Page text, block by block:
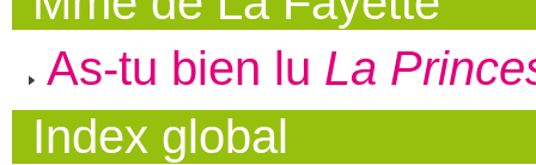
As-tu bien lu La
Index global